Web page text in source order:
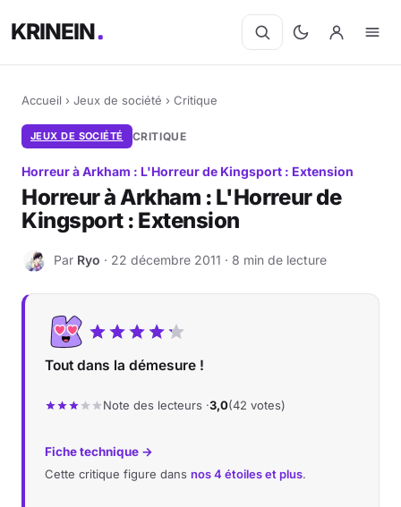
KRINEIN
Accueil › Jeux de société › Critique
JEUX DE SOCIÉTÉ CRITIQUE
Horreur à Arkham : L'Horreur de Kingsport : Extension
Horreur à Arkham : L'Horreur de
Kingsport : Extension
R Par Ryo · 22 décembre 2011 · 8 min de lecture
Tout dans la démesure !
Note des lecteurs ·3,0(42 votes)
Fiche technique →
Cette critique figure dans nos 4 étoiles et plus.